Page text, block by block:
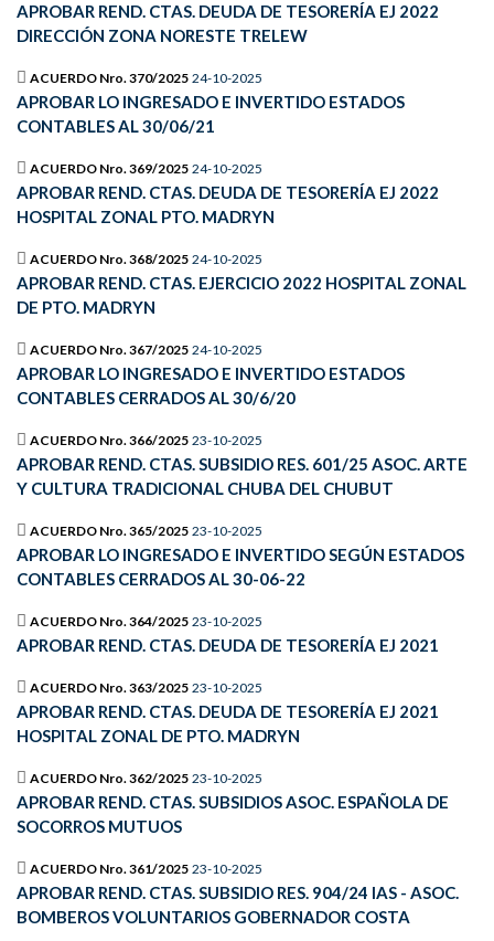
APROBAR REND. CTAS. DEUDA DE TESORERÍA EJ 2022
DIRECCIÓN ZONA NORESTE TRELEW
ACUERDO Nro. 370/2025 24-10-2025
APROBAR LO INGRESADO E INVERTIDO ESTADOS
CONTABLES AL 30/06/21
ACUERDO Nro. 369/2025 24-10-2025
APROBAR REND. CTAS. DEUDA DE TESORERÍA EJ 2022
HOSPITAL ZONAL PTO. MADRYN
ACUERDO Nro. 368/2025 24-10-2025
APROBAR REND. CTAS. EJERCICIO 2022 HOSPITAL ZONAL
DE PTO. MADRYN
ACUERDO Nro. 367/2025 24-10-2025
APROBAR LO INGRESADO E INVERTIDO ESTADOS
CONTABLES CERRADOS AL 30/6/20
ACUERDO Nro. 366/2025 23-10-2025
APROBAR REND. CTAS. SUBSIDIO RES. 601/25 ASOC. ARTE
Y CULTURA TRADICIONAL CHUBA DEL CHUBUT
ACUERDO Nro. 365/2025 23-10-2025
APROBAR LO INGRESADO E INVERTIDO SEGÚN ESTADOS
CONTABLES CERRADOS AL 30-06-22
ACUERDO Nro. 364/2025 23-10-2025
APROBAR REND. CTAS. DEUDA DE TESORERÍA EJ 2021
ACUERDO Nro. 363/2025 23-10-2025
APROBAR REND. CTAS. DEUDA DE TESORERÍA EJ 2021
HOSPITAL ZONAL DE PTO. MADRYN
ACUERDO Nro. 362/2025 23-10-2025
APROBAR REND. CTAS. SUBSIDIOS ASOC. ESPAÑOLA DE
SOCORROS MUTUOS
ACUERDO Nro. 361/2025 23-10-2025
APROBAR REND. CTAS. SUBSIDIO RES. 904/24 IAS - ASOC.
BOMBEROS VOLUNTARIOS GOBERNADOR COSTA